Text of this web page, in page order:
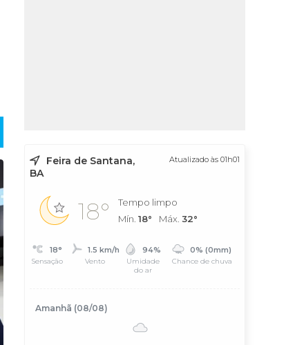
Feira de Santana,
BA
Atualizado às 01h01
18°
Tempo limpo
Mín. 18° Máx. 32°
18°
Sensação
1.5 km/h
Vento
94%
Umidade
do ar
0% (0mm)
Chance de chuva
Amanhã (08/08)